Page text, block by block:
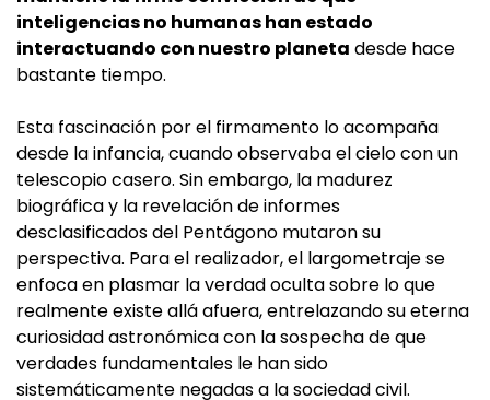
inteligencias no humanas han estado
interactuando con nuestro planeta desde hace
bastante tiempo.
Esta fascinación por el firmamento lo acompaña
desde la infancia, cuando observaba el cielo con un
telescopio casero. Sin embargo, la madurez
biográfica y la revelación de informes
desclasificados del Pentágono mutaron su
perspectiva. Para el realizador, el largometraje se
enfoca en plasmar la verdad oculta sobre lo que
realmente existe allá afuera, entrelazando su eterna
curiosidad astronómica con la sospecha de que
verdades fundamentales le han sido
sistemáticamente negadas a la sociedad civil.